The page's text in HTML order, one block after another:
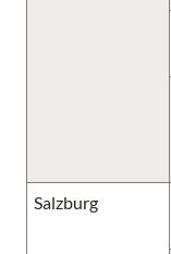
Salzburg